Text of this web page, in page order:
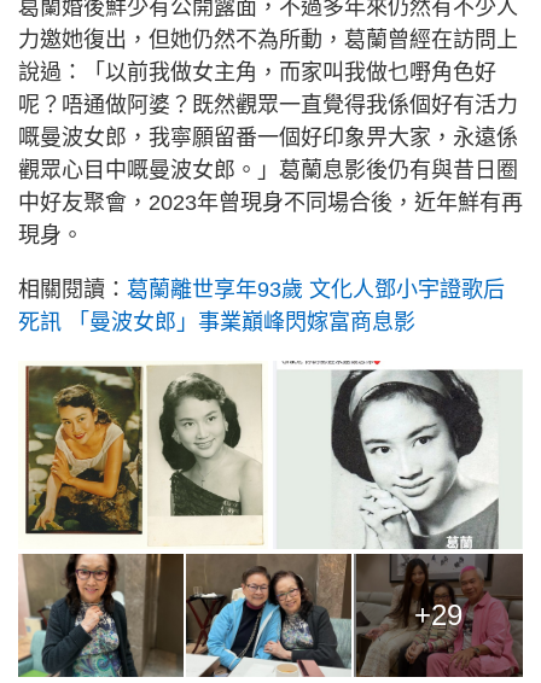
葛蘭婚後鮮少有公開露面，不過多年來仍然有不少人
力邀她復出，但她仍然不為所動，葛蘭曾經在訪問上
說過：「以前我做女主角，而家叫我做乜嘢角色好
呢？唔通做阿婆？既然觀眾一直覺得我係個好有活力
嘅曼波女郎，我寧願留番一個好印象畀大家，永遠係
觀眾心目中嘅曼波女郎。」葛蘭息影後仍有與昔日圈
中好友聚會，2023年曾現身不同場合後，近年鮮有再
現身。
相關閱讀： 葛蘭離世享年93歲 文化人鄧小宇證歌后
死訊 「曼波女郎」事業巔峰閃嫁富商息影
+29